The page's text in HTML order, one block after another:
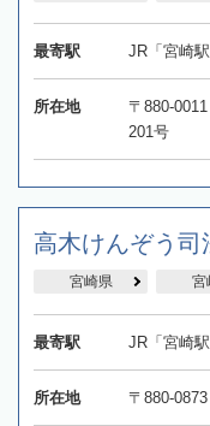
最寄駅 JR「宮崎
所在地
〒880-
201号
高木けんぞう司
宮崎県 宮
最寄駅 JR「宮崎
所在地 〒880-